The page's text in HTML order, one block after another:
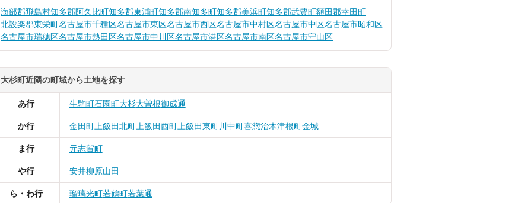
海部郡飛島村知多郡阿久比町知多郡東浦町知多郡南知多町知多郡美浜町知多郡武豊町額田郡幸田町
北設楽郡東栄町名古屋市千種区名古屋市東区名古屋市西区名古屋市中村区名古屋市中区名古屋市昭和区
名古屋市瑞穂区名古屋市熱田区名古屋市中川区名古屋市港区名古屋市南区名古屋市守山区
大杉町近隣の町域から土地を探す
あ行 生駒町石園町大杉大曽根御成通
か行 金田町上飯田北町上飯田西町上飯田東町川中町喜惣治木津根町金城
ま行 元志賀町
や行 安井柳原山田
ら・わ行 瑠璃光町若鶴町若葉通